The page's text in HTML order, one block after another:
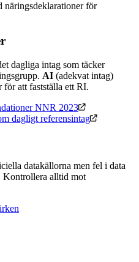
näringsdeklarationer för
dagliga intag som täcker
AI (adekvat intag)
för att fastställa ett RI.
NNR 2023
dagligt referensintag
datakällorna men fel i data
Kontrollera alltid mot